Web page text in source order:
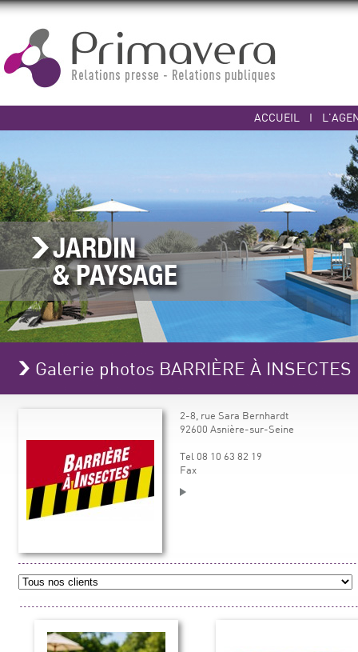
ACCUEIL I
Galerie photos BARRIÈRE À INSECTES
2-8, rue Sara Bernhardt
92600 Asnière-sur-Seine
Tel 08 10 63 82 19
Fax